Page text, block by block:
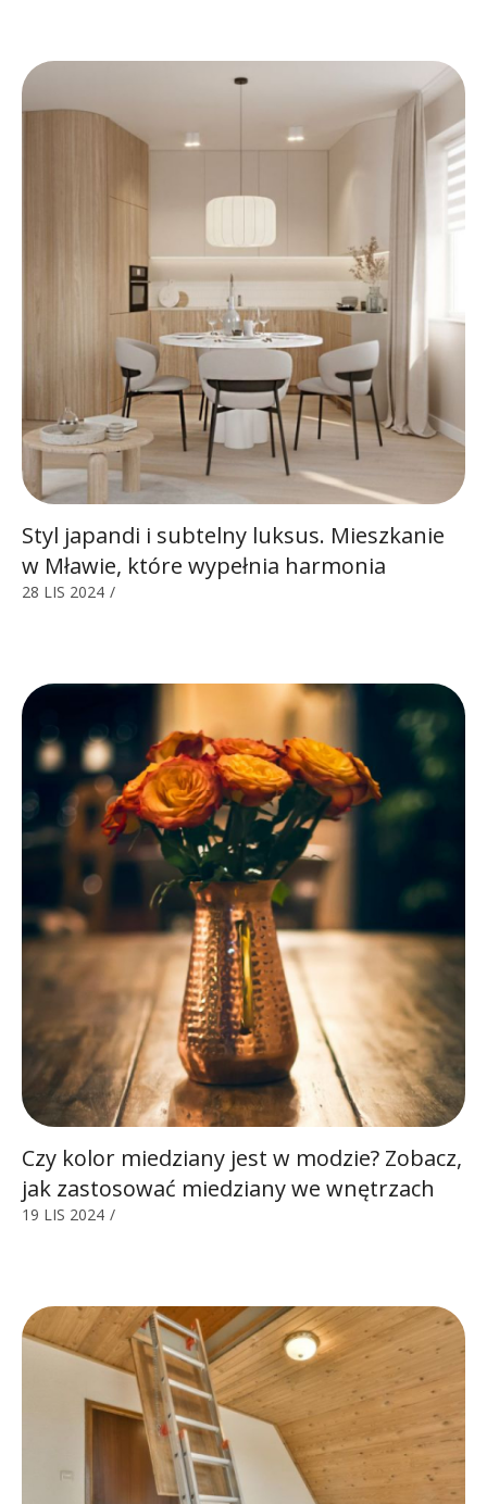
Styl japandi i subtelny luksus. Mieszkanie
w Mławie, które wypełnia harmonia
28 LIS 2024 /
Czy kolor miedziany jest w modzie? Zobacz,
jak zastosować miedziany we wnętrzach
19 LIS 2024 /